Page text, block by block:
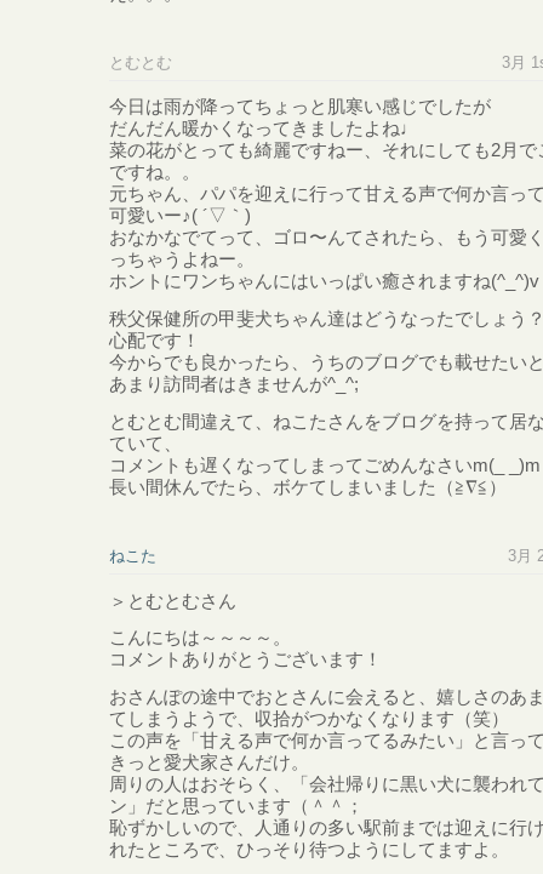
とむとむ 3月
今日は雨が降ってちょっと肌寒い感じでしたが
だんだん暖かくなってきましたよね♩
菜の花がとっても綺麗ですねー、それにしても2月
ですね。。
元ちゃん、パパを迎えに行って甘える声で何か言っ
可愛いー♪( ´▽｀)
おなかなでてって、ゴロ〜んてされたら、もう可愛
っちゃうよねー。
ホントにワンちゃんにはいっぱい癒されますね(^_^)v
秩父保健所の甲斐犬ちゃん達はどうなったでしょう
心配です！
今からでも良かったら、うちのブログでも載せたい
あまり訪問者はきませんが^_^;
とむとむ間違えて、ねこたさんをブログを持って居
ていて、
コメントも遅くなってしまってごめんなさいm(_ _)m
長い間休んでたら、ボケてしまいました（≧∇≦）
ねこた 3月
＞とむとむさん
こんにちは～～～～。
コメントありがとうございます！
おさんぽの途中でおとさんに会えると、嬉しさのあ
てしまうようで、収拾がつかなくなります（笑）
この声を「甘える声で何か言ってるみたい」と言っ
きっと愛犬家さんだけ。
周りの人はおそらく、「会社帰りに黒い犬に襲われ
ン」だと思っています（＾＾；
恥ずかしいので、人通りの多い駅前までは迎えに行
れたところで、ひっそり待つようにしてますよ。